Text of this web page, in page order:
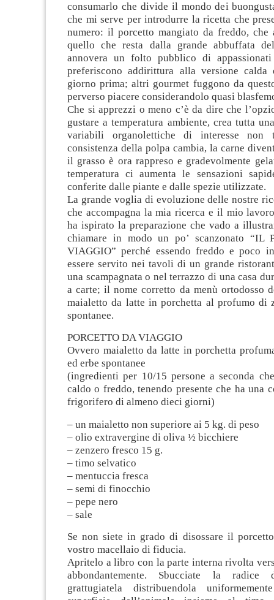
consumarlo che divide il mondo dei
che mi serve per introdurre la ricetta che
numero: il porcetto mangiato da freddo, che
quello che resta dalla grande abbuffata
annovera un folto pubblico di
preferiscono addirittura alla versione calda
giorno prima; altri gourmet fuggono da
perverso piacere considerandolo quasi
Che si apprezzi o meno c’è da dire che
gustare a temperatura ambiente, crea tutta
variabili organolettiche di interesse non
consistenza della polpa cambia, la carne
il grasso è ora rappreso e gradevolmente
temperatura ci aumenta le sensazioni
conferite dalle piante e dalle spezie utilizzate.
La grande voglia di evoluzione delle nostre
che accompagna la mia ricerca e il mio
ha ispirato la preparazione che vado a
chiamare in modo un po’ scanzonato “IL
VIAGGIO” perché essendo freddo e poco
essere servito nei tavoli di un grande
una scampagnata o nel terrazzo di una casa
a carte; il nome corretto da menù ortodosso
maialetto da latte in porchetta al profumo di
spontanee.
PORCETTO DA VIAGGIO
Ovvero maialetto da latte in porchetta
ed erbe spontanee
(ingredienti per 10/15 persone a seconda
caldo o freddo, tenendo presente che ha una
frigorifero di almeno dieci giorni)
– un maialetto non superiore ai 5 kg. di peso
– olio extravergine di oliva ½ bicchiere
– zenzero fresco 15 g.
– timo selvatico
– mentuccia fresca
– semi di finocchio
– pepe nero
– sale
Se non siete in grado di disossare il
vostro macellaio di fiducia.
Apritelo a libro con la parte interna rivolta
abbondantemente. Sbucciate la
grattugiatela distribuendola